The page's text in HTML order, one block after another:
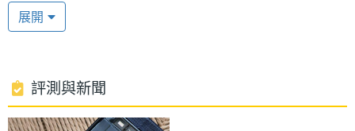
801, 2.3GHz 四核處理器，並支援 4G LTE / Wi-Fi
還帶有 Qi 無線充電、NFC 近距離通訊技術。更配搭
Vertu 經典極致的專屬服務，包括：Vertu
處理器
處理器
時脈
2.3 GHz
展開
評測與新聞